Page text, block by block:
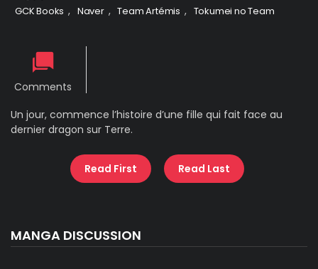
GCK Books , Naver , Team Artémis , Tokumei no Team
Comments
Un jour, commence l’histoire d’une fille qui fait face au
dernier dragon sur Terre.
Read First Read Last
MANGA DISCUSSION